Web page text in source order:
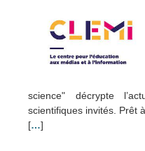
science" décrypte
scientifiques invités. Prêt
[…]